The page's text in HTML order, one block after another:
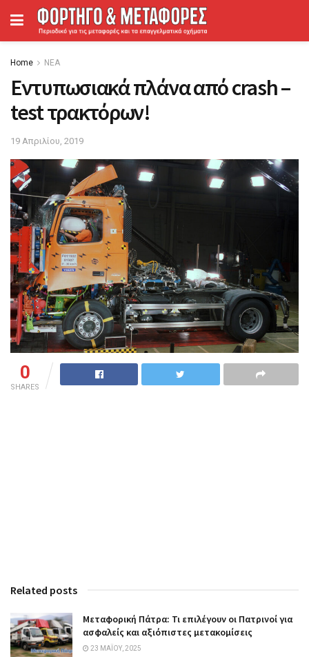
Home ΝΕΑ
Εντυπωσιακά πλάνα από crash –
test τρακτόρων!
19 Απριλίου, 2019
0
SHARES
Related posts
Μεταφορική Πάτρα: Τι επιλέγουν οι Πατρινοί για
ασφαλείς και αξιόπιστες μετακομίσεις
23 ΜΑΪ́ΟΥ, 2025